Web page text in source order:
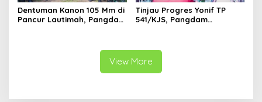
Dentuman Kanon 105 Mm di
Pancur Lautimah, Pangdam
Tinjau Progres Yonif TP
541/KJS, Pangdam
Warga
View More